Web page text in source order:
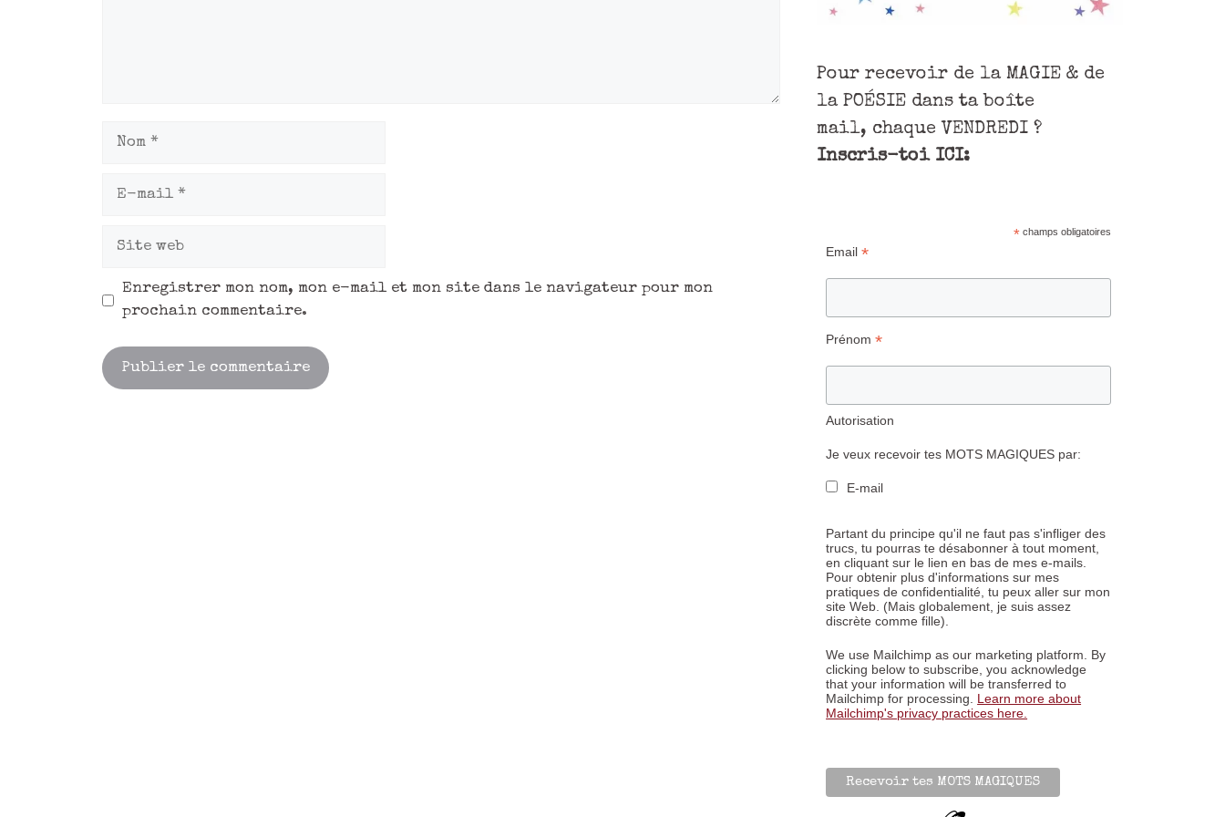
Enregistrer mon nom, mon e-mail et mon site dans le navigateur pour mon
prochain commentaire.
Pour recevoir de la MAGIE & de
la POÉSIE dans ta boîte
mail, chaque VENDREDI ?
Inscris-toi ICI:
*champs obligatoires
Email*
Prénom*
Autorisation
Je veux recevoir tes MOTS MAGIQUES par:
E-mail
Partant du principe qu'il ne faut pas s'infliger des
trucs, tu pourras te désabonner à tout moment,
en cliquant sur le lien en bas de mes e-mails.
Pour obtenir plus d'informations sur mes
pratiques de confidentialité, tu peux aller sur mon
site Web. (Mais globalement, je suis assez
discrète comme fille).
We use Mailchimp as our marketing platform. By
clicking below to subscribe, you acknowledge
that your information will be transferred to
Mailchimp for processing. Learn more about
Mailchimp's privacy practices here.